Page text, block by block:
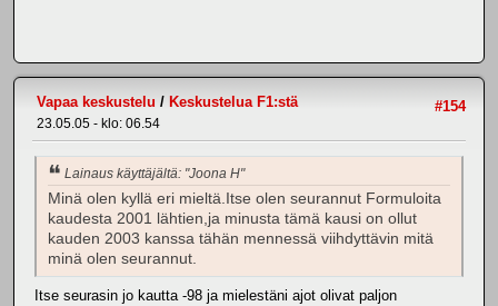
#154
Vapaa keskustelu / Keskustelua F1:stä
23.05.05 - klo: 06.54
Lainaus käyttäjältä: "Joona H"
Minä olen kyllä eri mieltä.Itse olen seurannut Formuloita
kaudesta 2001 lähtien,ja minusta tämä kausi on ollut
kauden 2003 kanssa tähän mennessä viihdyttävin mitä
minä olen seurannut.
Itse seurasin jo kautta -98 ja mielestäni ajot olivat paljon